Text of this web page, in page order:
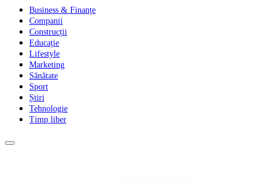
Business & Finanțe
Companii
Construcții
Educație
Lifestyle
Marketing
Sănătate
Sport
Știri
Tehnologie
Timp liber